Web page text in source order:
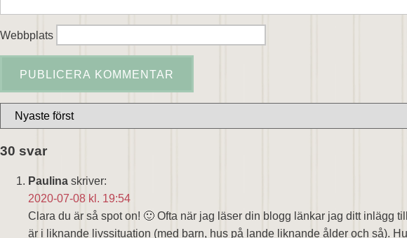
Webbplats
30 svar
Paulina skriver:
2020-07-08 kl. 19:54
Clara du är så spot on! 🙂 Ofta när jag läser din blogg länkar jag ditt inlägg
är i liknande livssituation (med barn, hus på lande liknande ålder och så).